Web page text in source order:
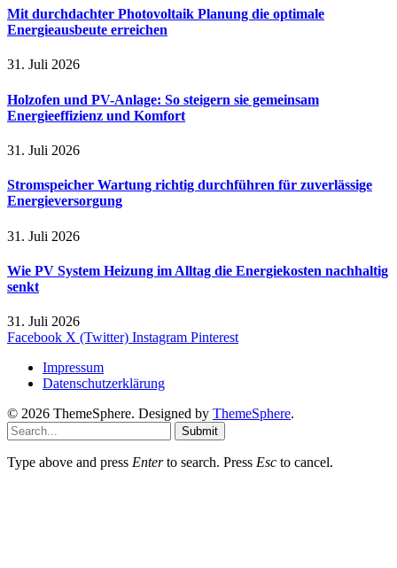
Mit durchdachter Photovoltaik Planung die optimale
Energieausbeute erreichen
31. Juli 2026
Holzofen und PV-Anlage: So steigern sie gemeinsam
Energieeffizienz und Komfort
31. Juli 2026
Stromspeicher Wartung richtig durchführen für zuverlässige
Energieversorgung
31. Juli 2026
Wie PV System Heizung im Alltag die Energiekosten nachhaltig
senkt
31. Juli 2026
Facebook X (Twitter) Instagram Pinterest
Impressum
Datenschutzerklärung
© 2026 ThemeSphere. Designed by ThemeSphere.
Submit
Type above and press Enterto search. Press Esc to cancel.